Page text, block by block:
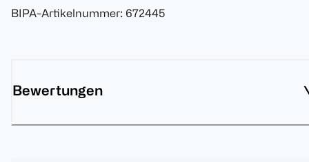
BIPA-Artikelnummer: 672445
Bewertungen